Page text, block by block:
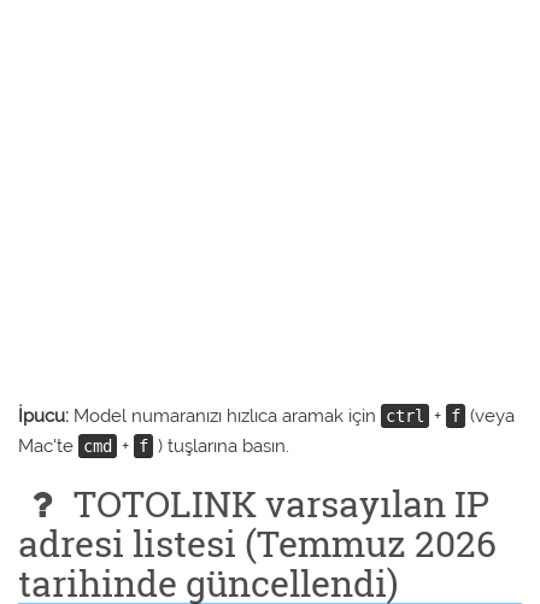
İpucu: Model numaranızı hızlıca aramak için ctrl + f (veya
Mac'te cmd + f ) tuşlarına basın.
TOTOLINK varsayılan IP
adresi listesi (Temmuz 2026
tarihinde güncellendi)